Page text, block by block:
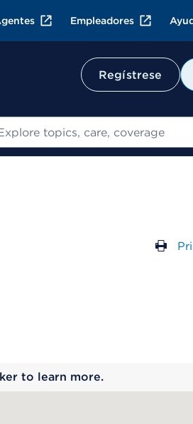
Empleadores
Regístrese
to learn more.